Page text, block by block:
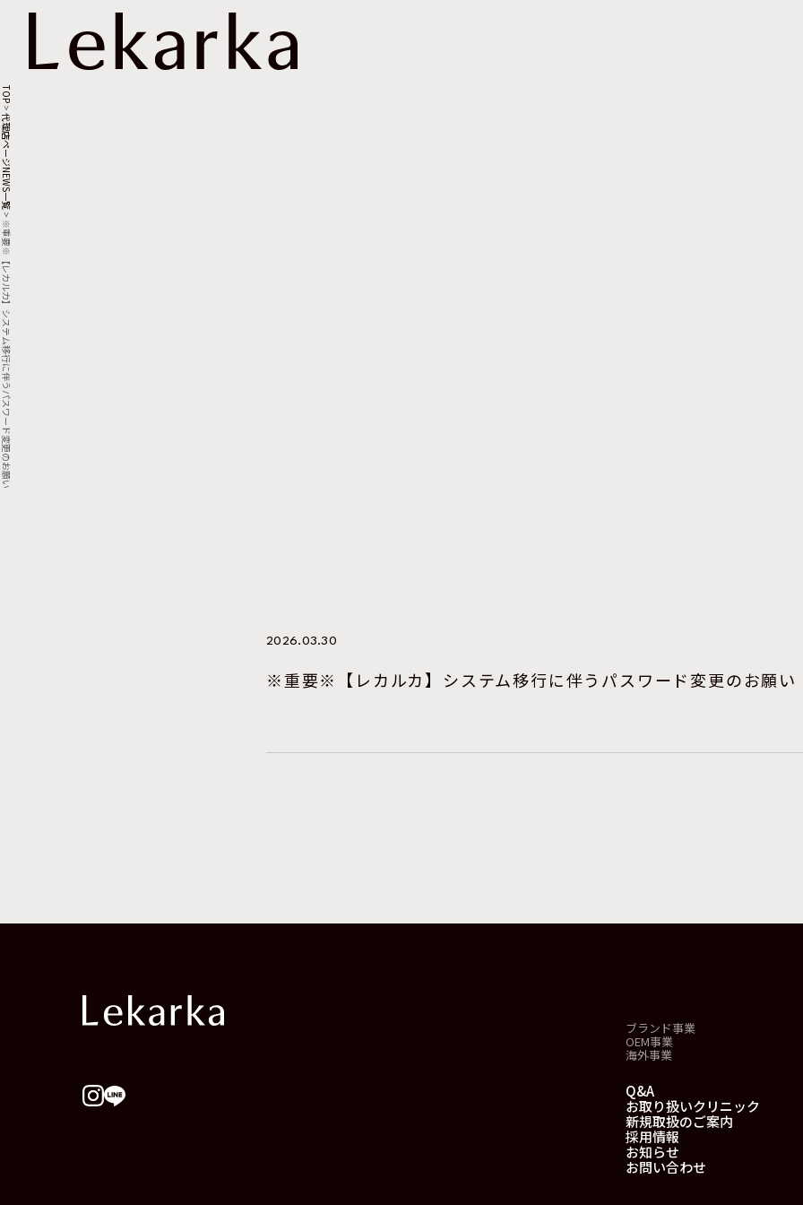
TOP
>
代理店ページNEWS一覧
>
※重要※【レカルカ】システム移行に伴うパスワード変更のお願い
2026.03.30
※重要※【レカルカ】システム移行に伴うパスワード変更のお願い
ブランド事業
OEM事業
海外事業
Q&A
お取り扱いクリニック
新規取扱のご案内
採用情報
お知らせ
お問い合わせ